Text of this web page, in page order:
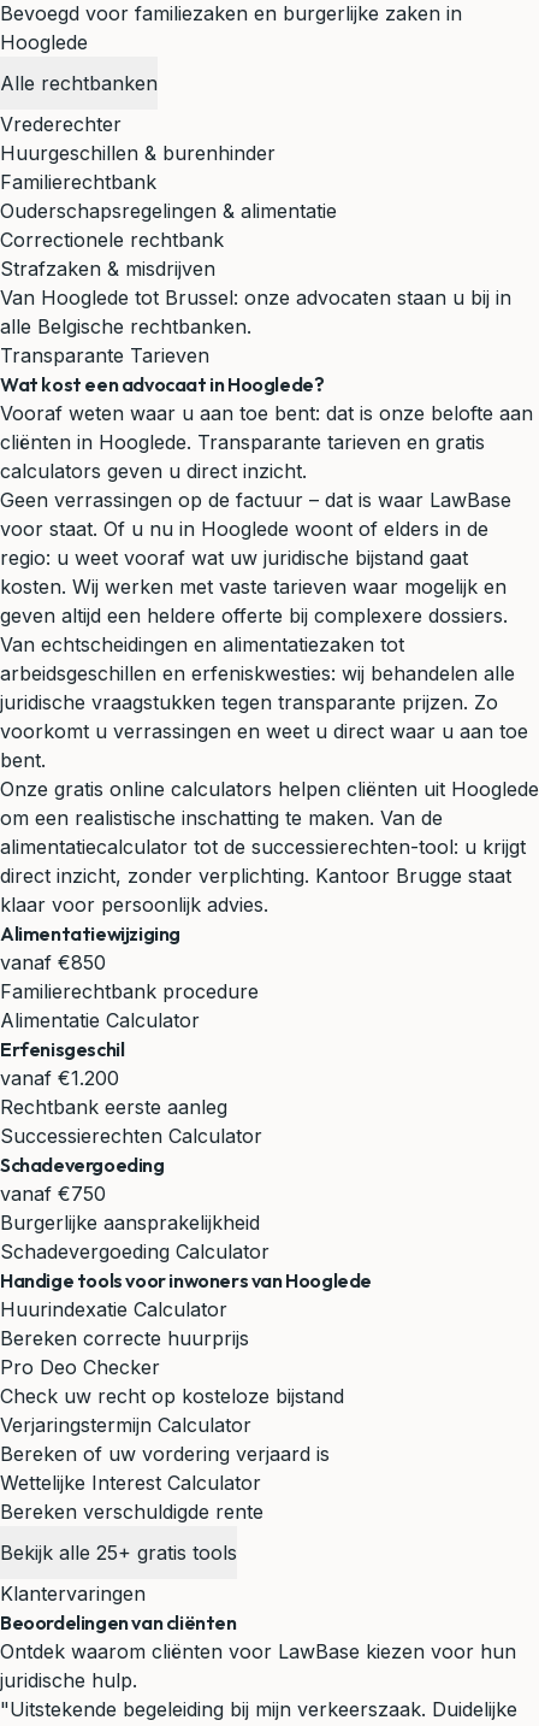
Bevoegd voor familiezaken en burgerlijke zaken in
Hooglede
Alle rechtbanken
Vrederechter
Huurgeschillen & burenhinder
Familierechtbank
Ouderschapsregelingen & alimentatie
Correctionele rechtbank
Strafzaken & misdrijven
Van Hooglede tot Brussel: onze advocaten staan u bij in
alle Belgische rechtbanken.
Transparante Tarieven
Wat kost een advocaat in Hooglede?
Vooraf weten waar u aan toe bent: dat is onze belofte aan
cliënten in Hooglede. Transparante tarieven en gratis
calculators geven u direct inzicht.
Geen verrassingen op de factuur – dat is waar LawBase
voor staat. Of u nu in Hooglede woont of elders in de
regio: u weet vooraf wat uw juridische bijstand gaat
kosten. Wij werken met vaste tarieven waar mogelijk en
geven altijd een heldere offerte bij complexere dossiers.
Van echtscheidingen en alimentatiezaken tot
arbeidsgeschillen en erfeniskwesties: wij behandelen alle
juridische vraagstukken tegen transparante prijzen. Zo
voorkomt u verrassingen en weet u direct waar u aan toe
bent.
Onze gratis online calculators helpen cliënten uit Hooglede
om een realistische inschatting te maken. Van de
alimentatiecalculator tot de successierechten-tool: u krijgt
direct inzicht, zonder verplichting. Kantoor Brugge staat
klaar voor persoonlijk advies.
Alimentatiewijziging
vanaf €850
Familierechtbank procedure
Alimentatie Calculator
Erfenisgeschil
vanaf €1.200
Rechtbank eerste aanleg
Successierechten Calculator
Schadevergoeding
vanaf €750
Burgerlijke aansprakelijkheid
Schadevergoeding Calculator
Handige tools voor inwoners van Hooglede
Huurindexatie Calculator
Bereken correcte huurprijs
Pro Deo Checker
Check uw recht op kosteloze bijstand
Verjaringstermijn Calculator
Bereken of uw vordering verjaard is
Wettelijke Interest Calculator
Bereken verschuldigde rente
Bekijk alle 25+ gratis tools
Klantervaringen
Beoordelingen van cliënten
Ontdek waarom cliënten voor LawBase kiezen voor hun
juridische hulp.
"Uitstekende begeleiding bij mijn verkeerszaak. Duidelijke